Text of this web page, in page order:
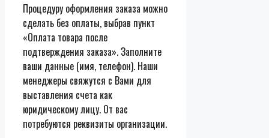
Процедуру оформления заказа можно
сделать без оплаты, выбрав пункт
«Оплата товара после
подтверждения заказа». Заполните
ваши данные (имя, телефон). Наши
менеджеры свяжутся с Вами для
выставления счета как
юридическому лицу. От вас
потребуются реквизиты организации.